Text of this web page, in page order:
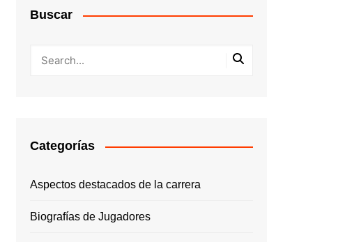
Buscar
Categorías
Aspectos destacados de la carrera
Biografías de Jugadores